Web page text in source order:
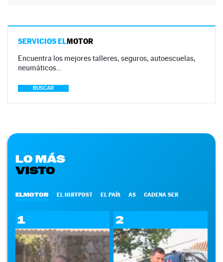
SERVICIOS ELMOTOR
Encuentra los mejores talleres, seguros, autoescuelas,
neumáticos…
BUSCAR
LO MÁS
VISTO
ELMOTOR EL HUFFPOST EL PAÍS AS CADENA SER
1 2